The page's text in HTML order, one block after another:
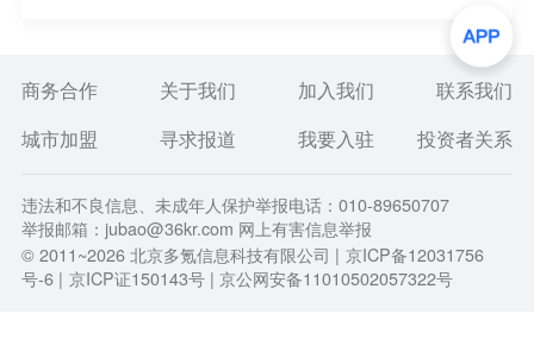
商务合作 关于我们 加入我们
联系我们
城市加盟
寻求报道 我要入驻 投资者关系
违法和不良信息、未成年人保护举报电话：010-89650707
举报邮箱：jubao@36kr.com 网上有害信息举报
© 2011~2026北京多氪信息科技有限公司 | 京ICP备12031756
号-6 | 京ICP证150143号 | 京公网安备11010502057322号